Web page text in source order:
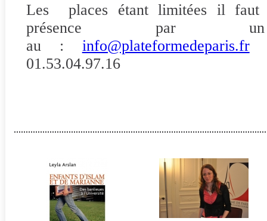
Les
places étant limitées il faut
présence par
au :
info@plateformedeparis.fr
01.53.04.97.16